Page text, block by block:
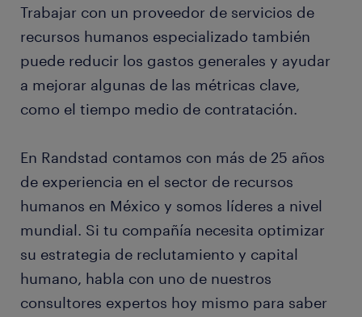
Trabajar con un proveedor de servicios de
recursos humanos especializado también
puede reducir los gastos generales y ayudar
a mejorar algunas de las métricas clave,
como el tiempo medio de contratación.
En Randstad contamos con más de 25 años
de experiencia en el sector de recursos
humanos en México y somos líderes a nivel
mundial. Si tu compañía necesita optimizar
su estrategia de reclutamiento y capital
humano, habla con uno de nuestros
consultores expertos hoy mismo para saber